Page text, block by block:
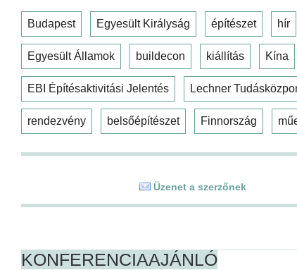
Budapest Egyesült Királyság építészet hír
Egyesült Államok buildecon kiállítás Kína
EBI Építésaktivitási Jelentés Lechner
rendezvény belsőépítészet Finnország
Üzenet a szerzőnek
KONFERENCIAAJÁNLÓ